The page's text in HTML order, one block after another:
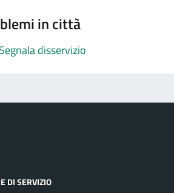
in città
disservizio
DI SERVIZIO